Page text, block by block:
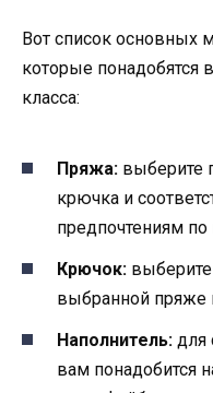
Вот список основных
которые понадобятся
класса:
Пряжа: выберите
крючка и
предпочтениям по
Крючок:
выбранной пряже
Наполнитель: для
вам понадобится